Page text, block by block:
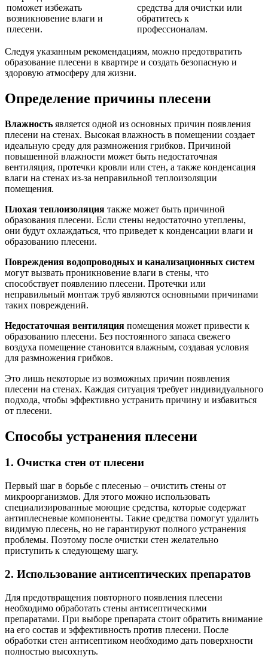
поможет избежать
возникновение влаги и
плесени.
средства для очистки или
обратитесь к
профессионалам.
Следуя указанным рекомендациям, можно предотвратить
образование плесени в квартире и создать безопасную и
здоровую атмосферу для жизни.
Определение причины плесени
Влажность является одной из основных причин появления
плесени на стенах. Высокая влажность в помещении создает
идеальную среду для размножения грибков. Причиной
повышенной влажности может быть недостаточная
вентиляция, протечки кровли или стен, а также конденсация
влаги на стенах из-за неправильной теплоизоляции
помещения.
Плохая теплоизоляция также может быть причиной
образования плесени. Если стены недостаточно утеплены,
они будут охлаждаться, что приведет к конденсации влаги и
образованию плесени.
Повреждения водопроводных и канализационных систем
могут вызвать проникновение влаги в стены, что
способствует появлению плесени. Протечки или
неправильный монтаж труб являются основными причинами
таких повреждений.
Недостаточная вентиляция помещения может привести к
образованию плесени. Без постоянного запаса свежего
воздуха помещение становится влажным, создавая условия
для размножения грибков.
Это лишь некоторые из возможных причин появления
плесени на стенах. Каждая ситуация требует индивидуального
подхода, чтобы эффективно устранить причину и избавиться
от плесени.
Способы устранения плесени
1. Очистка стен от плесени
Первый шаг в борьбе с плесенью – очистить стены от
микроорганизмов. Для этого можно использовать
специализированные моющие средства, которые содержат
антиплесневые компоненты. Такие средства помогут удалить
видимую плесень, но не гарантируют полного устранения
проблемы. Поэтому после очистки стен желательно
приступить к следующему шагу.
2. Использование антисептических препаратов
Для предотвращения повторного появления плесени
необходимо обработать стены антисептическими
препаратами. При выборе препарата стоит обратить внимание
на его состав и эффективность против плесени. После
обработки стен антисептиком необходимо дать поверхности
полностью высохнуть.